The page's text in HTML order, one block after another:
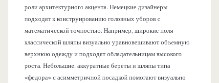
роли архитектурного акцента. Немецкие дизайнеры
подходят к конструированию головных уборов с
математической точностью. Например, широкие поля
классической шляпы визуально уравновешивают объемную
верхнюю одежду и подходят обладательницам высокого
роста. Небольшие, аккуратные береты и шляпы типа
«федора» с асимметричной посадкой помогают визуально